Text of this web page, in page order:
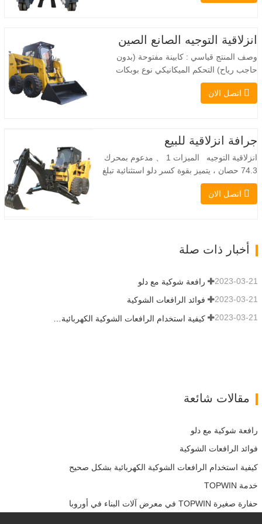
دون انقطاع في تدفق الحمولة، مما يجعل
TOPWINMC…
انزلاقية التوجيه الصانع الصين
وصف المنتج قياسي : كابينة مفتوحة (بدون
حاجب رياح) التحكم الميكانيكي نوع بوبكات
عقبة ومقرنة سريعة ||| مضخة هيدروليكية
Danfoss الأمريكية محرك إيتون الأمريكي
الانزلاقي هو نوع من الآلات المناسبة لموقع
العمل الضيق…
اتصل الان
جرافة انزلاقية للبيع
انزلاقية التوجيه الميزات 1 、 مدعوم بمحرك
74.3 حصان ، يتميز بقوة كسر دلو استثنائية تبلغ
والأداء العالي والإنتاجية إلى مستوى جديد. زاد
القدرة…
اتصل الان
أخبار ذات صلة
رافعة شوكية مع دلو 2023-03-21
فوائد الرافعات الشوكية 2023-03-21
2023-03-21
مقالات شائعة
رافعة شوكية مع دلو
فوائد الرافعات الشوكية
كيفية استخدام الرافعات الشوكية الكهربائية بشكل صحيح
خدمة TOPWIN
حفارة صغيرة TOPWIN في معرض آلات البناء في أوروبا